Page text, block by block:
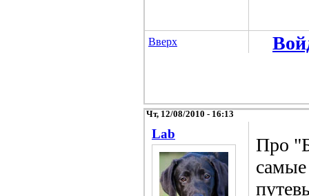
Вверх
Чт, 12/08/2010 - 16:13
Lab
Про